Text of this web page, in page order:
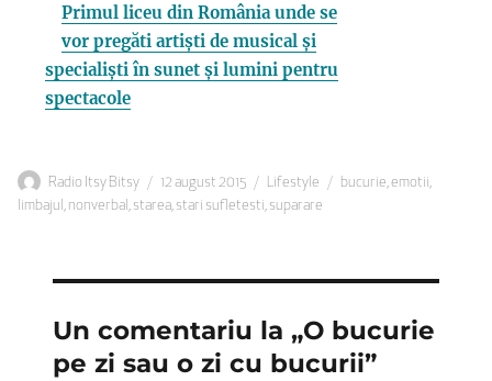
Primul liceu din România unde se
vor pregăti artiști de musical și
specialiști în sunet și lumini pentru
spectacole
Autor
Radio Itsy Bitsy
Publicat
pe
12 august 2015 Categorii
Lifestyle Etichete
bucurie,emotii,
limbajul , nonverbal , starea, stari sufletesti, suparare
Un comentariu la „O bucurie
pe zi sau o zi cu bucurii”